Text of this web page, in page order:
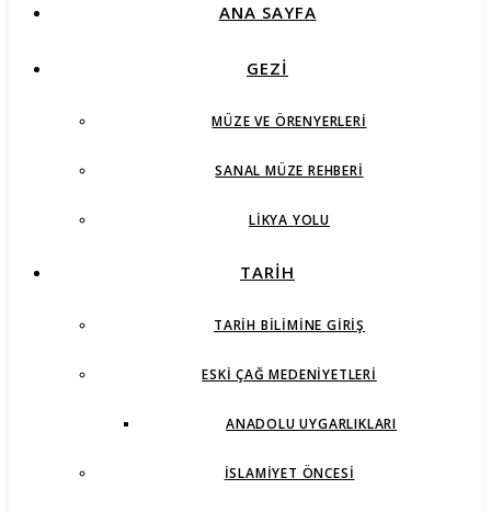
ANA SAYFA
GEZİ
MÜZE VE ÖRENYERLERI
SANAL MÜZE REHBERI
LIKYA YOLU
TARİH
TARIH BILIMINE GIRIŞ
ESKI ÇAĞ MEDENIYETLERI
ANADOLU UYGARLIKLARI
İSLAMIYET ÖNCESI